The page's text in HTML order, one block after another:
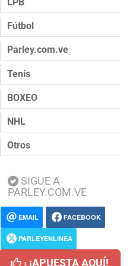
Fútbol
Parley.com.ve
Tenis
BOXEO
NHL
Otros
SIGUE A
PARLEY.COM.VE
EMAIL FACEBOOK
PARLEYENLINEA
› ¡APUESTA AQUÍ!